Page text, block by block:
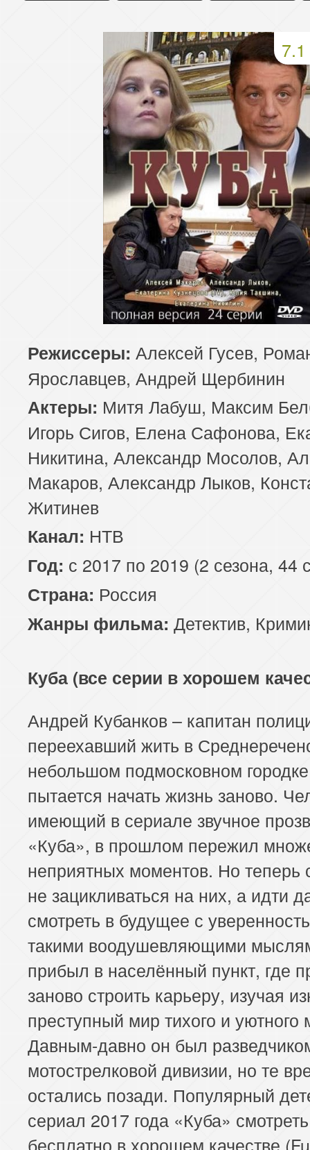
7.1
Режиссеры: Алексей Гусев,
Ярославцев, Андрей Щербинин
Актеры: Митя Лабуш, Максим
Игорь Сигов, Елена Сафонова,
Никитина, Александр Мосолов,
Макаров, Александр Лыков,
Житинев
Канал: НТВ
Год: с 2017 по 2019 (2 сезона, 44
Страна: Россия
Жанры фильма: Детектив,
Куба (все серии в хорошем
Андрей Кубанков – капитан
переехавший жить в
небольшом подмосковном
пытается начать жизнь заново.
имеющий в сериале звучное
«Куба», в прошлом пережил
неприятных моментов. Но теперь
не зацикливаться на них, а идти
смотреть в будущее с
такими воодушевляющими
прибыл в населённый пункт, где
заново строить карьеру, изучая
преступный мир тихого и уютного
Давным-давно он был
мотострелковой дивизии, но те
остались позади. Популярный
сериал 2017 года «Куба»
бесплатно в хорошем качестве